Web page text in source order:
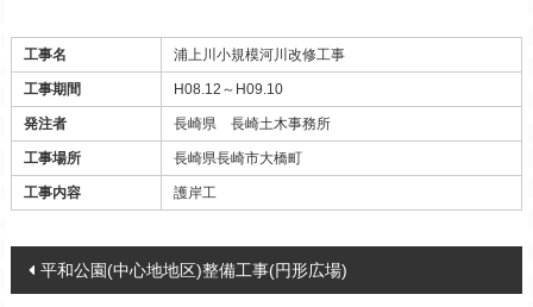
工事名 浦上川小規模河川改修工事
工事期間 H08.12～H09.10
発注者 長崎県 長崎土木事務所
工事場所 長崎県長崎市大橋町
工事内容 護岸工
Post navigation
平和公園(中心地地区)整備工事(円形広場)